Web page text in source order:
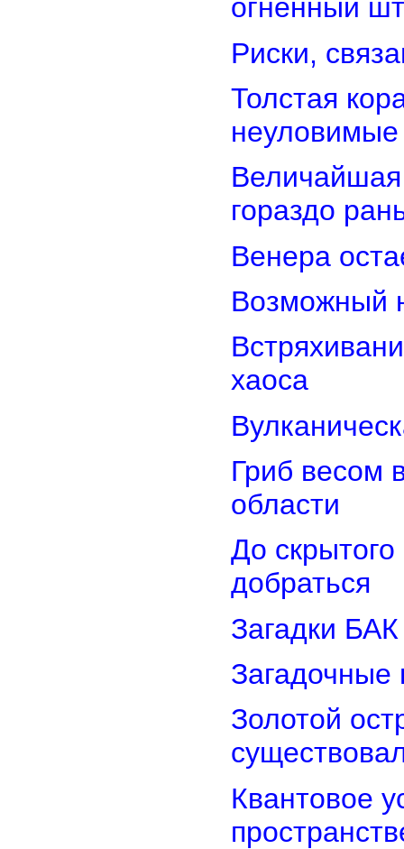
огненный
Риски,
Толстая
Величайшая
гораздо
Венера
Возможный
хаоса
Гриб весом
области
До
добраться
Загадки
Загадочные
Золотой
Квантовое